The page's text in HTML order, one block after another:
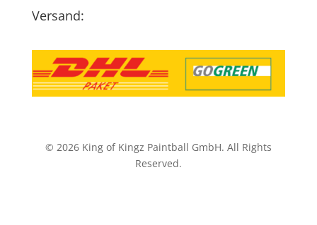
Versand:
© 2026 King of Kingz Paintball GmbH. All Rights
Reserved.